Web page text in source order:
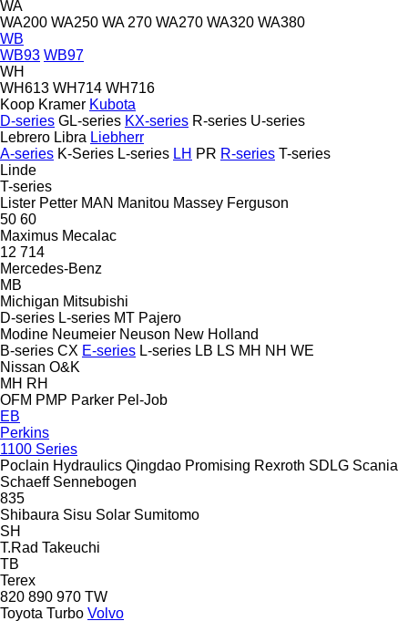
WA
WA200 WA250 WA 270 WA270 WA320 WA380
WB
WB93 WB97
WH
WH613 WH714 WH716
Koop Kramer Kubota
D-series GL-series KX-series R-series U-series
Lebrero Libra Liebherr
A-series K-Series L-series LH PR R-series T-series
Linde
T-series
Lister Petter MAN Manitou Massey Ferguson
50 60
Maximus Mecalac
12 714
Mercedes-Benz
MB
Michigan Mitsubishi
D-series L-series MT Pajero
Modine Neumeier Neuson New Holland
B-series CX E-series L-series LB LS MH NH WE
Nissan O&K
MH RH
OFM PMP Parker Pel-Job
EB
Perkins
1100 Series
Poclain Hydraulics Qingdao Promising Rexroth SDLG Scania
Schaeff Sennebogen
835
Shibaura Sisu Solar Sumitomo
SH
T.Rad Takeuchi
TB
Terex
820 890 970 TW
Toyota Turbo Volvo